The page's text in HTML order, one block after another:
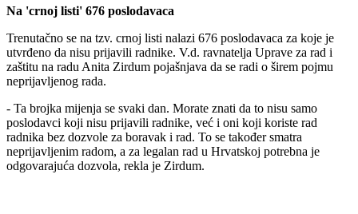
Na 'crnoj listi' 676 poslodavaca
Trenutačno se na tzv. crnoj listi nalazi 676 poslodavaca za koje je
utvrđeno da nisu prijavili radnike. V.d. ravnatelja Uprave za rad i
zaštitu na radu Anita Zirdum pojašnjava da se radi o širem pojmu
neprijavljenog rada.
- Ta brojka mijenja se svaki dan. Morate znati da to nisu samo
poslodavci koji nisu prijavili radnike, već i oni koji koriste rad
radnika bez dozvole za boravak i rad. To se također smatra
neprijavljenim radom, a za legalan rad u Hrvatskoj potrebna je
odgovarajuća dozvola, rekla je Zirdum.